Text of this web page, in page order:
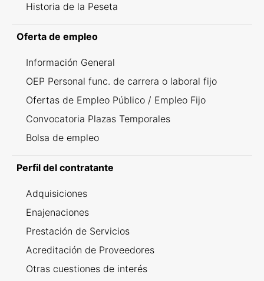
Historia de la Peseta
Oferta de empleo
Información General
OEP Personal func. de carrera o laboral fijo
Ofertas de Empleo Público / Empleo Fijo
Convocatoria Plazas Temporales
Bolsa de empleo
Perfil del contratante
Adquisiciones
Enajenaciones
Prestación de Servicios
Acreditación de Proveedores
Otras cuestiones de interés